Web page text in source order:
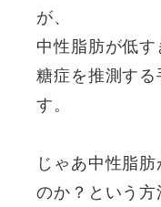
が、
中性脂肪が低
糖症を推測す
す。
じゃあ中性脂
のか？という